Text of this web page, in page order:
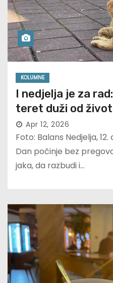
KOLUMNE
I nedjelja je za
teret duži od
Apr 12, 2026
Foto: Balans Nedjelja,
Dan počinje bez
jaka, da razbudi i…